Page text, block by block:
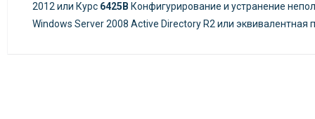
2012 или Курс 6425В Конфигурирование и устранение
Windows Server 2008 Active Directory R2 или эквивалентная